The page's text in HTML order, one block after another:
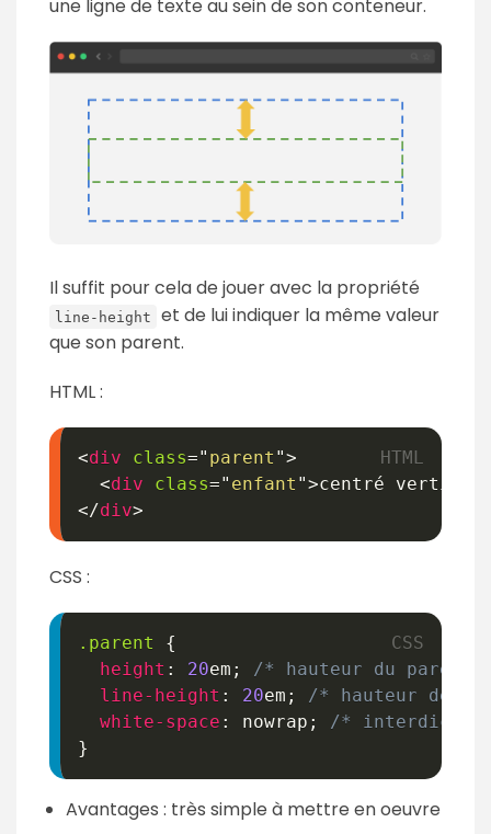
une ligne de texte au sein de son conteneur.
Il suffit pour cela de jouer avec la propriété
line-height
et de lui indiquer la même valeur
que son parent.
HTML :
<div class=" parent ">
<div class=" enfant ">centré
</div>
CSS :
.parent
{
height : 20em ;
/* hauteur du parent
line-height : 20em ;
/* hauteur de
white-space : nowrap ;
/*
}
Avantages : très simple à mettre en oeuvre